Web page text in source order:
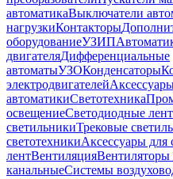
автоматикаВыключатели
нагрузкиКонтакторы
оборудованиеУЗИП
двигателяДифференциальные
автоматыУЗОКонденсаторы
электродвигателей
автоматикиСветотехника
освещениеСветодиодные
светильникиТрековые
светотехникиАксессуары для
лентВентиляция
канальныеСистемы